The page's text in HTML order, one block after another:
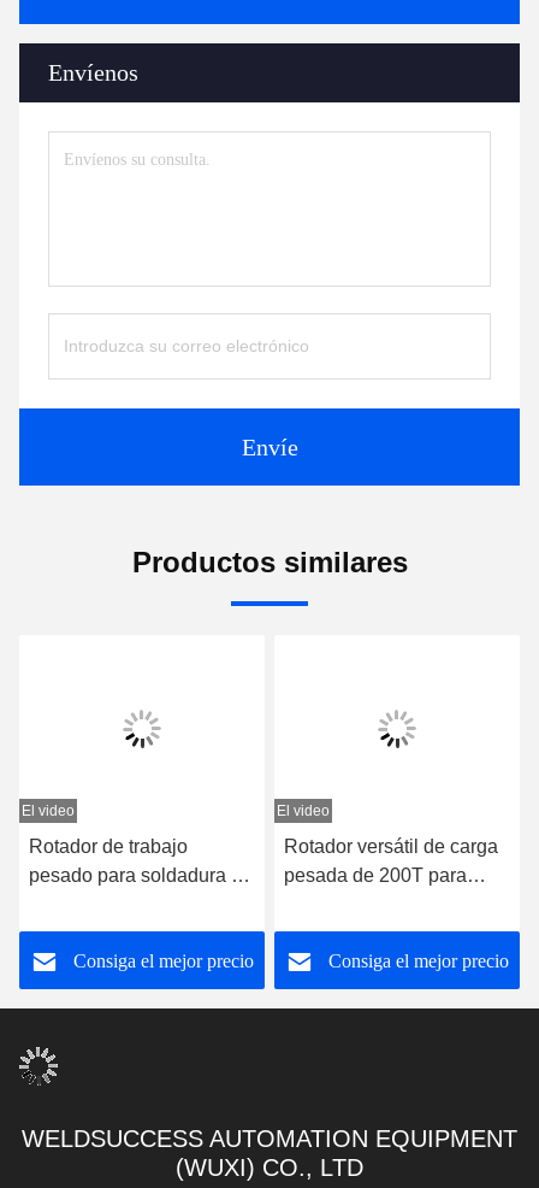
Envíenos
Envíe
Productos similares
El video
Rotador de trabajo
pesado para soldadura de
Consiga el mejor precio
El video
Rotador versátil de carga
pesada de 200T para
Consiga el mejor precio
WELDSUCCESS AUTOMATION EQUIPMENT
(WUXI) CO., LTD